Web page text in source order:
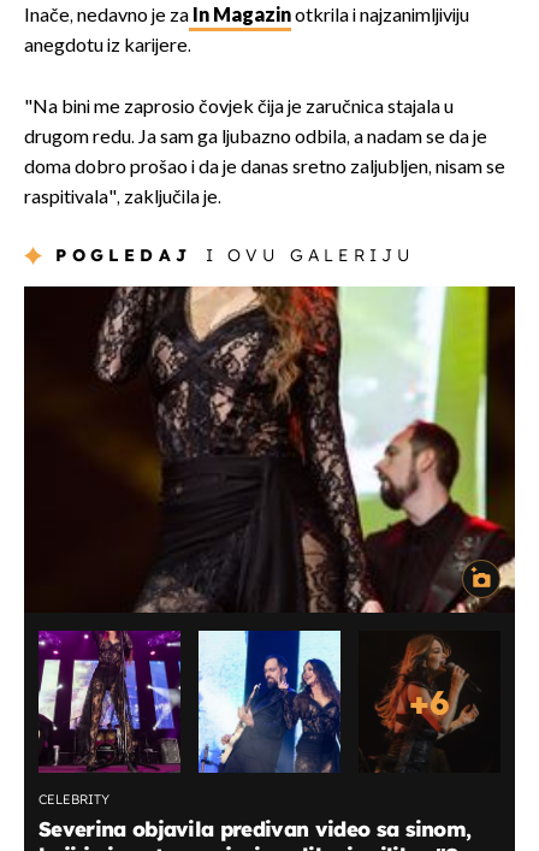
Inače, nedavno je za In Magazinotkrila i najzanimljiviju
anegdotu iz karijere.
"Na bini me zaprosio čovjek čija je zaručnica stajala u
drugom redu. Ja sam ga ljubazno odbila, a nadam se da je
doma dobro prošao i da je danas sretno zaljubljen, nisam se
raspitivala", zaključila je.
POGLEDAJ I OVU GALERIJU
+6
CELEBRITY
Severina objavila predivan video sa sinom,